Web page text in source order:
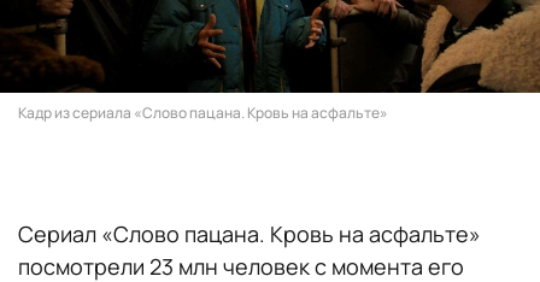
Кадр из сериала «Слово пацана. Кровь на асфальте»
Сериал «Слово пацана. Кровь на асфальте»
посмотрели 23 млн человек с момента его